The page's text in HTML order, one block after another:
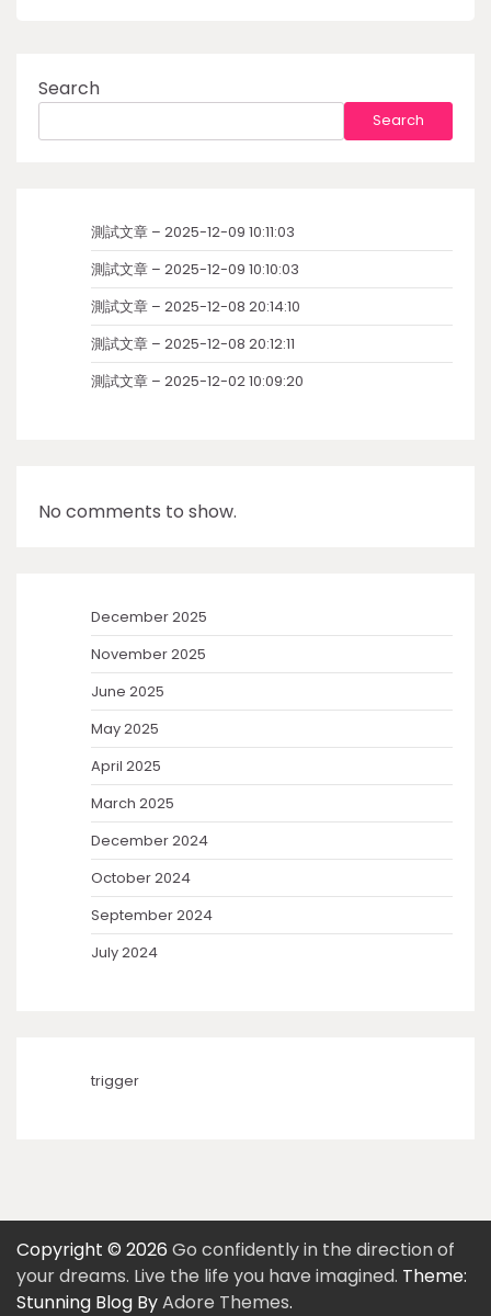
Search
Search
測試文章 – 2025-12-09 10:11:03
測試文章 – 2025-12-09 10:10:03
測試文章 – 2025-12-08 20:14:10
測試文章 – 2025-12-08 20:12:11
測試文章 – 2025-12-02 10:09:20
No comments to show.
December 2025
November 2025
June 2025
May 2025
April 2025
March 2025
December 2024
October 2024
September 2024
July 2024
trigger
Copyright © 2026 Go confidently in the direction of
your dreams. Live the life you have imagined. Theme:
Stunning Blog ByAdore Themes.